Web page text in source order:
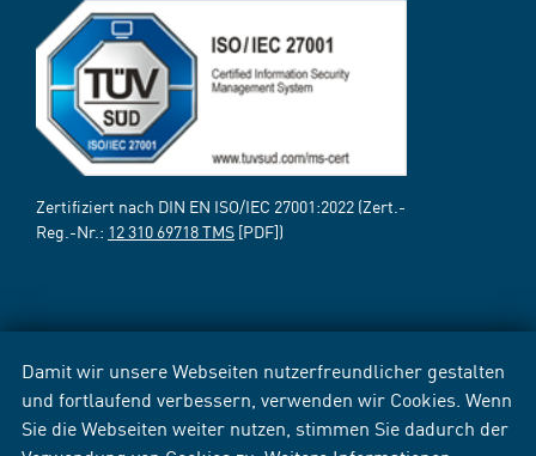
Damit wir unsere Webseiten nutzerfreundlicher gestalten
und fortlaufend verbessern, verwenden wir Cookies. Wenn
Sie die Webseiten weiter nutzen, stimmen Sie dadurch der
Zertifiziert nach DIN EN ISO/IEC 27001:2022 (Zert.-
Reg.-Nr.: 12 310 69718 TMS [PDF])